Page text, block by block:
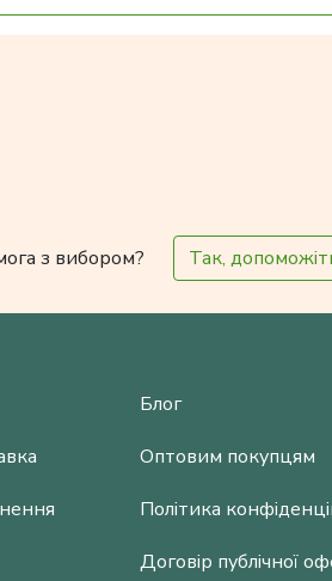
з вибором? Так,
Блог
Оптовим покупцям
Політика
Договір публічної